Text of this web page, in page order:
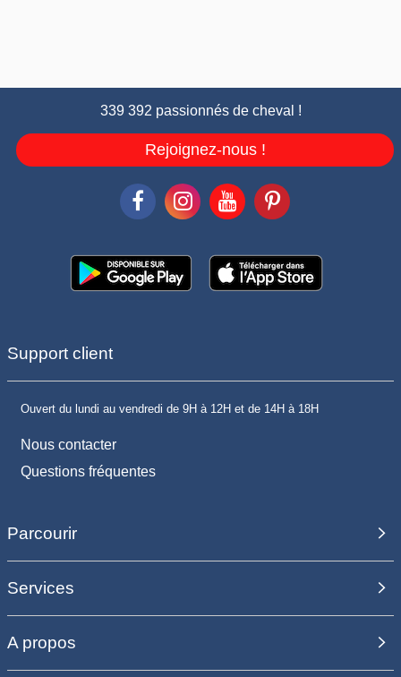
339 392 passionnés de cheval !
Rejoignez-nous !
Support client
Ouvert du lundi au vendredi de 9H à 12H et de 14H à 18H
Nous contacter
Questions fréquentes
Parcourir
Services
A propos